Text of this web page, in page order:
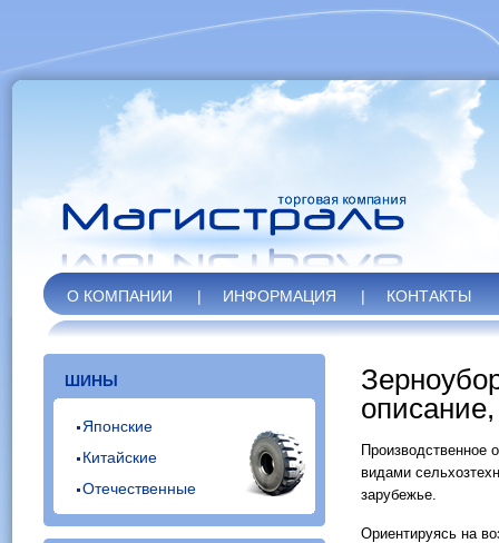
О КОМПАНИИ | ИНФОРМАЦИЯ | КОНТАКТЫ
ШИНЫ
Японские
Китайские
Отечественные
Производственное
видами
зарубежье.
Ориентируясь на